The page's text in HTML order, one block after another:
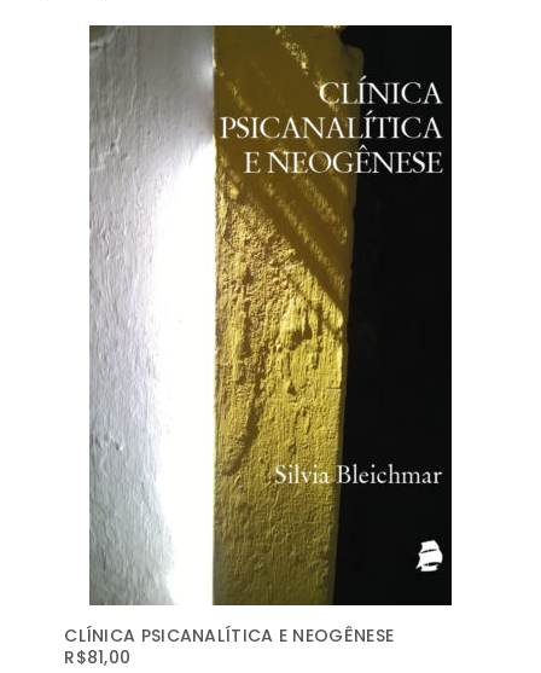
CLÍNICA PSICANALÍTICA E NEOGÊNESE
R$81,00